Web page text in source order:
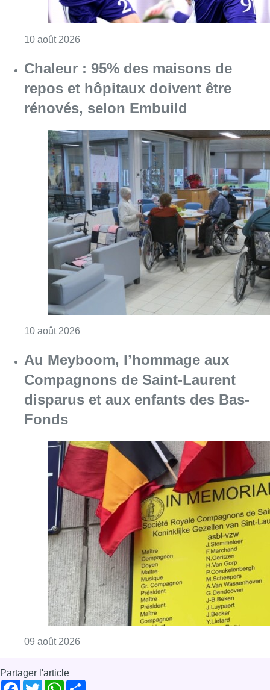
10 août 2026
Chaleur : 95% des maisons de
repos et hôpitaux doivent être
rénovés, selon Embuild
10 août 2026
Au Meyboom, l’hommage aux
Compagnons de Saint-Laurent
disparus et aux enfants des Bas-
Fonds
09 août 2026
Partager l'article
Facebook
TwitterWhatsApp